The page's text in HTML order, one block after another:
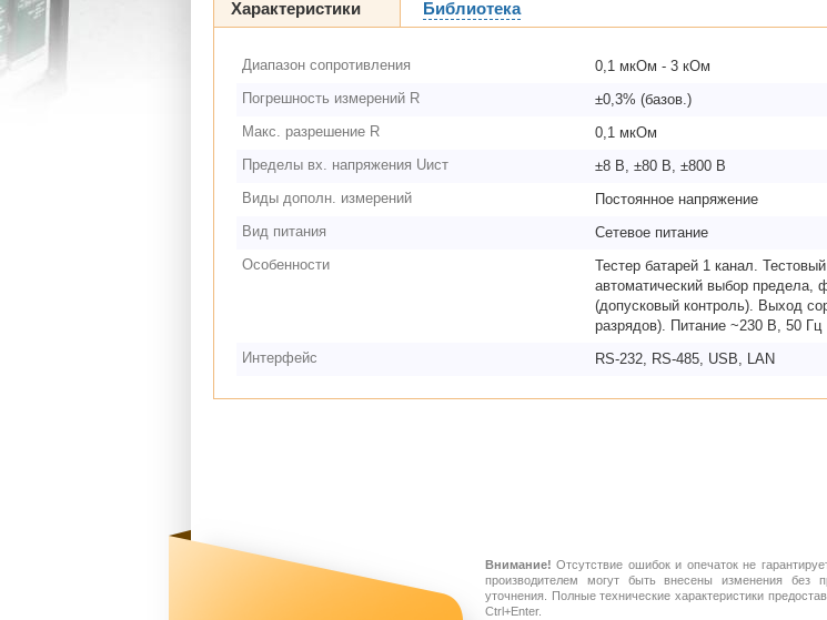
Характеристики Библиотека
Диапазон сопротивления
0,1 мкОм - 3 кОм
Погрешность измерений R
±0,3% (базов.)
Макс. разрешение R
0,1 мкОм
Пределы вх. напряжения Uист
±8 В, ±80 В, ±800 В
Виды дополн. измерений
Постоянное напряжение
Вид питания
Сетевое питание
Особенности
Тестер батарей 1 канал.
автоматический выбор предела,
(допусковый контроль). Выход
разрядов). Питание ~230 В, 50 Гц
Интерфейс
RS-232, RS-485, USB, LAN
Внимание! Отсутствие ошибок и опечаток не
производителем могут быть внесены изменения без
уточнения. Полные технические характеристики
Ctrl+Enter.